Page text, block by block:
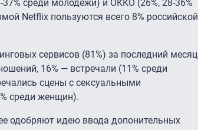
среди молодежи) и ОККО (26%, 28-36%
Netflix пользуются всего 8% российской
сервисов (81%) за последний месяц
16% — встречали (11% среди
сцены с сексуальными
среди женщин).
одобряют идею ввода допонительных